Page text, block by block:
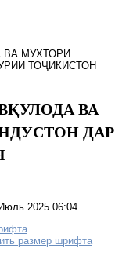
ВА МУХТОРИ
ТОҶИКИСТОН
ВА
ДАР
2025 06:04
размер шрифта